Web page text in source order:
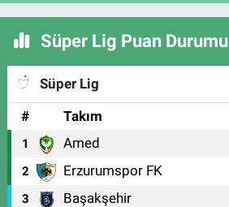
Süper Lig Puan Durumu
Süper Lig
#
Takım
1 Amed
2 Erzurumspor FK
3 Başakşehir